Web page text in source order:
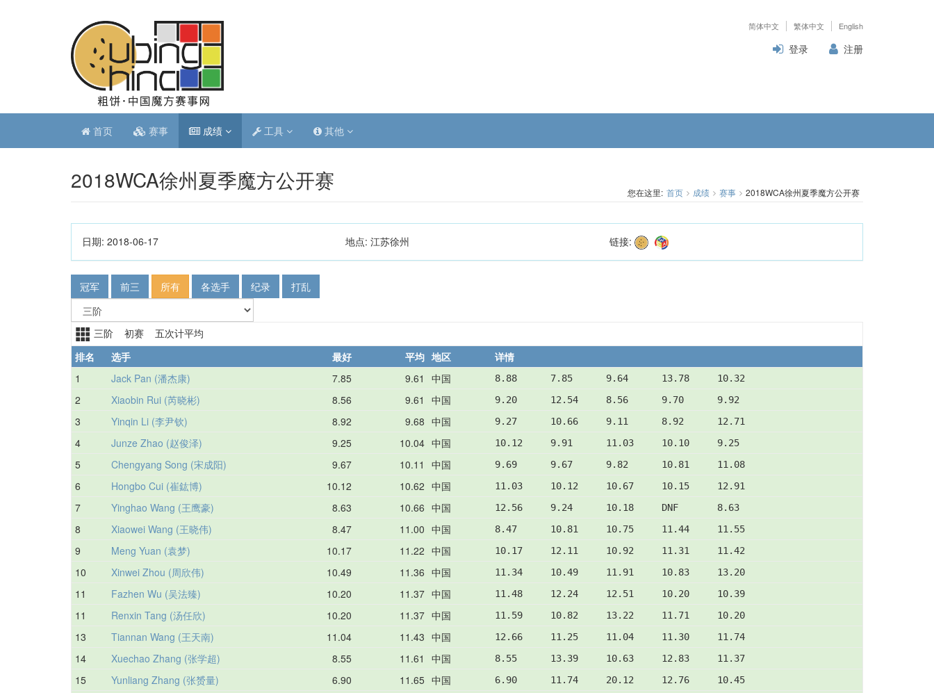
简体中文 繁体中文 English
登录 注册
首页 赛事 成绩 工具 其他
2018WCA徐州夏季魔方公开赛 您在这里: 首页 成绩 赛事 2018WCA徐州夏季魔方公开赛
日期: 2018-06-17 地点: 江苏徐州 链接:
冠军 前三 所有 各选手 纪录 打乱
三阶 初赛 五次计平均
排名
选手 最好 平均 地区
详情
1
Jack Pan (潘杰康) 7.85 9.61 中国 8.88      7.85      9.64      13.78     10.32
2 Xiaobin Rui (芮晓彬) 8.56 9.61 中国 9.20      12.54     8.56      9.70      9.92
3 Yinqin Li (李尹钦) 8.92 9.68 中国 9.27      10.66     9.11      8.92      12.71
4 Junze Zhao (赵俊泽) 9.25 10.04 中国 10.12     9.91      11.03     10.10     9.25
5 Chengyang Song (宋成阳) 9.67 10.11 中国 9.69      9.67      9.82      10.81     11.08
6 Hongbo Cui (崔鈜博) 10.12 10.62 中国 11.03     10.12     10.67     10.15     12.91
7 Yinghao Wang (王鹰豪) 8.63 10.66 中国 12.56     9.24      10.18     DNF       8.63
8 Xiaowei Wang (王晓伟) 8.47 11.00 中国 8.47      10.81     10.75     11.44     11.55
9 Meng Yuan (袁梦) 10.17 11.22 中国 10.17     12.11     10.92     11.31     11.42
10 Xinwei Zhou (周欣伟) 10.49 11.36 中国 11.34     10.49     11.91     10.83     13.20
11 Fazhen Wu (吴法臻) 10.20 11.37 中国 11.48     12.24     12.51     10.20     10.39
11 Renxin Tang (汤任欣) 10.20 11.37 中国 11.59     10.82     13.22     11.71     10.20
13 Tiannan Wang (王天南) 11.04 11.43 中国 12.66     11.25     11.04     11.30     11.74
14 Xuechao Zhang (张学超) 8.55 11.61 中国 8.55      13.39     10.63     12.83     11.37
15 Yunliang Zhang (张赟量) 6.90 11.65 中国 6.90      11.74     20.12     12.76     10.45